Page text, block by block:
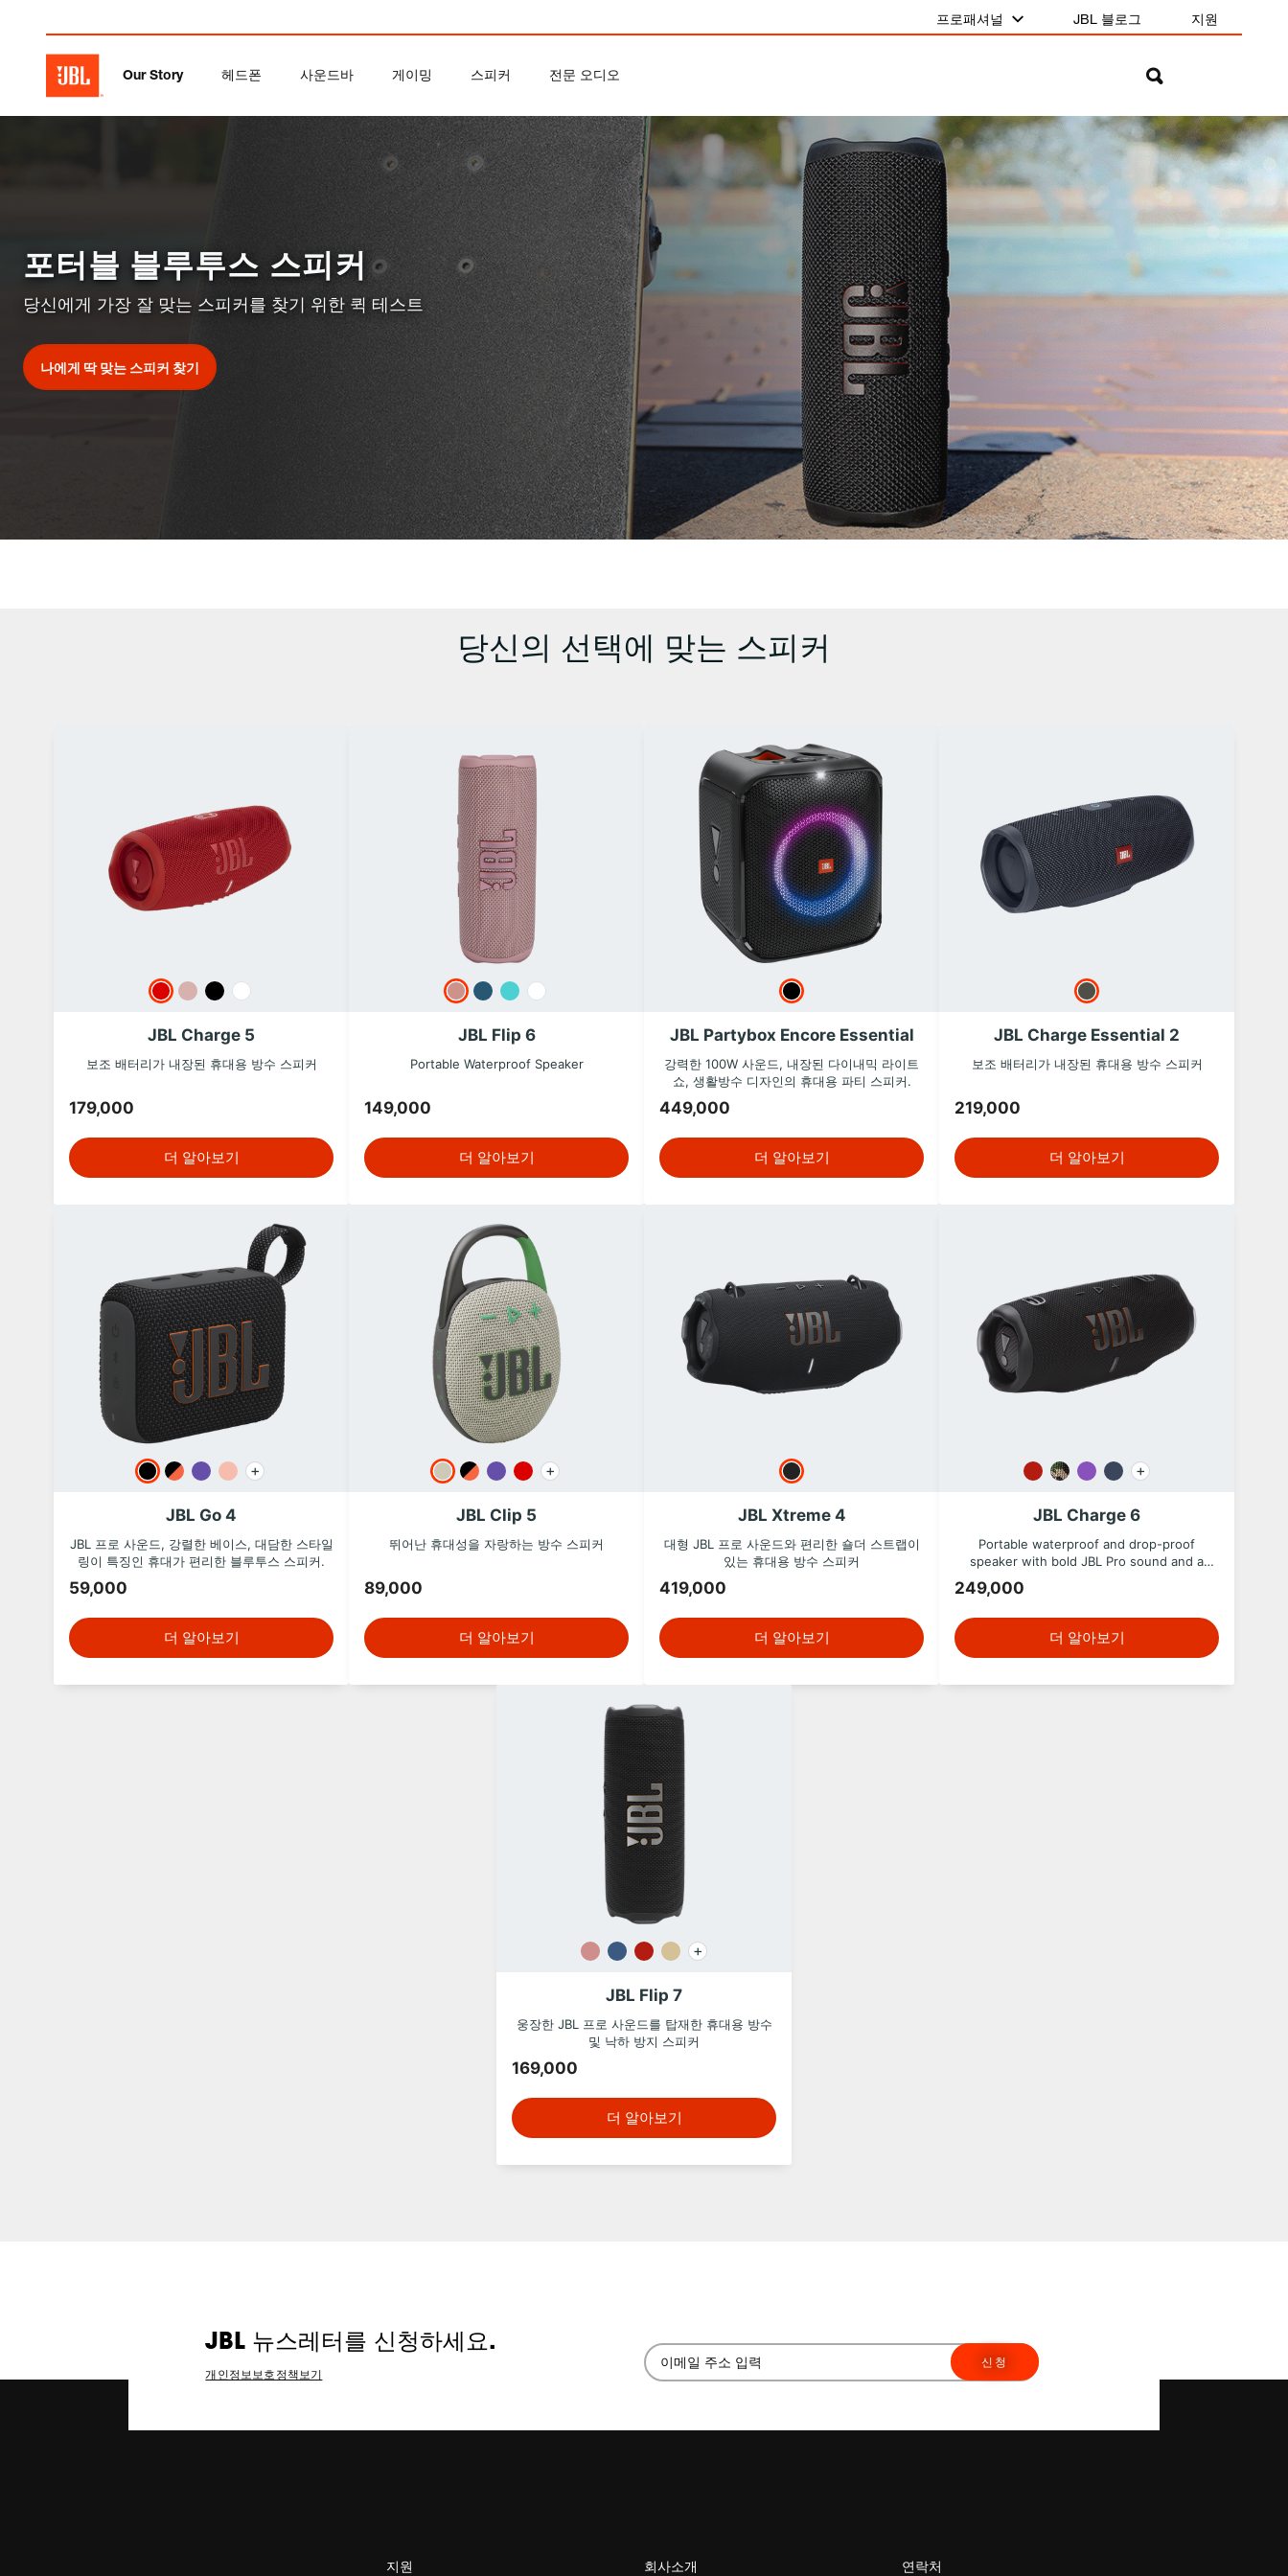
프로패셔널 JBL 블로그 지원
Our Story 헤드폰 사운드바 게이밍 스피커 전문 오디오
포터블 블루투스 스피커
당신에게 가장 잘 맞는 스피커를 찾기 위한 퀵 테스트
나에게 딱 맞는 스피커 찾기
당신의 선택에 맞는 스피커
JBL Charge 5
보조 배터리가 내장된 휴대용 방수 스피커
179,000
더 알아보기
JBL Flip 6
Portable Waterproof Speaker
149,000
더 알아보기
JBL Partybox Encore Essential
강력한 100W 사운드, 내장된 다이내믹 라이트
쇼, 생활방수 디자인의 휴대용 파티 스피커.
449,000
더 알아보기
JBL Charge Essential 2
보조 배터리가 내장된 휴대용 방수 스피커
219,000
더 알아보기
JBL Go 4
JBL 프로 사운드, 강렬한 베이스, 대담한 스타일
링이 특징인 휴대가 편리한 블루투스 스피커.
59,000
+
더 알아보기
JBL Clip 5
뛰어난 휴대성을 자랑하는 방수 스피커
89,000
+
더 알아보기
JBL Xtreme 4
대형 JBL 프로 사운드와 편리한 숄더 스트랩이
있는 휴대용 방수 스피커
419,000
더 알아보기
JBL Charge 6
Portable waterproof and drop-proof
speaker with bold JBL Pro sound and a
removable handle strap.
249,000
+
더 알아보기
JBL Flip 7
웅장한 JBL 프로 사운드를 탑재한 휴대용 방수
및 낙하 방지 스피커
169,000
+
더 알아보기
JBL 뉴스레터를 신청하세요.
개인정보보호정책보기
신청
지원 회사소개 연락처